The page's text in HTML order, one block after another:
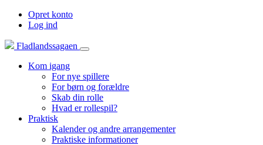
Opret konto
Log ind
Fladlandssagaen
Kom igang
For nye spillere
For børn og forældre
Skab din rolle
Hvad er rollespil?
Praktisk
Kalender og andre arrangementer
Praktiske informationer